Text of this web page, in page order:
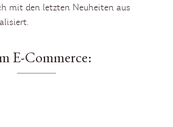
mit den letzten Neuheiten aus
E-Commerce: